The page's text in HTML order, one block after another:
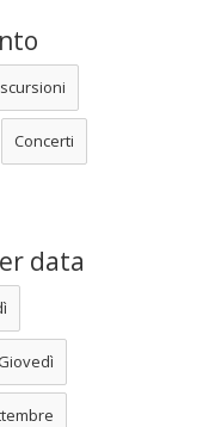
Concerti
data